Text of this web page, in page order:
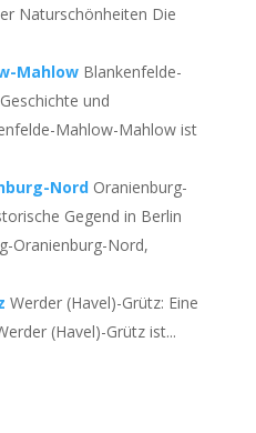
Naturschönheiten Die
Mahlow Blankenfelde-
und
Mahlow-Mahlow ist
Nord Oranienburg-
Gegend in Berlin
Oranienburg-Nord,
Werder (Havel)-Grütz: Eine
(Havel)-Grütz ist...